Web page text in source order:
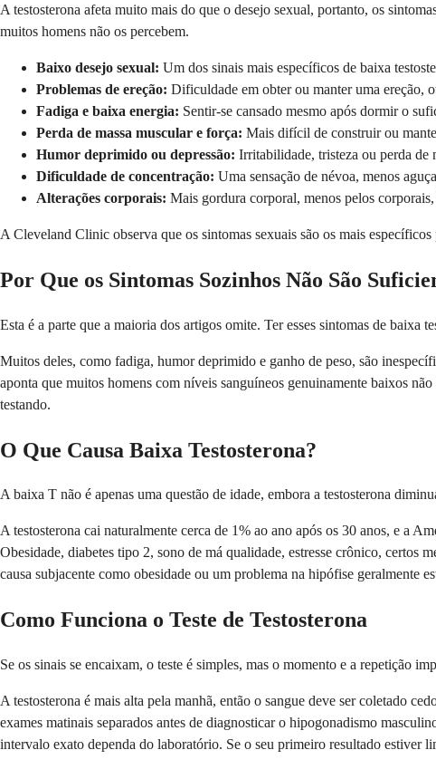
A testosterona afeta muito mais do que o desejo sexual, portanto, os
muitos homens não os percebem.
Baixo desejo sexual: Um dos sinais mais específicos de baixa
Problemas de ereção: Dificuldade em obter ou manter uma ereção,
Fadiga e baixa energia: Sentir-se cansado mesmo após dormir o
Perda de massa muscular e força: Mais difícil de construir ou
Humor deprimido ou depressão: Irritabilidade, tristeza ou perda de
Dificuldade de concentração: Uma sensação de névoa, menos
Alterações corporais: Mais gordura corporal, menos pelos
A Cleveland Clinic observa que os sintomas sexuais são os mais
Por Que os Sintomas Sozinhos Não São
Esta é a parte que a maioria dos artigos omite. Ter esses sintomas de baixa
Muitos deles, como fadiga, humor deprimido e ganho de peso, são
aponta que muitos homens com níveis sanguíneos genuinamente baixos
testando.
O Que Causa Baixa Testosterona?
A baixa T não é apenas uma questão de idade, embora a testosterona
A testosterona cai naturalmente cerca de 1% ao ano após os 30 anos, e a
Obesidade, diabetes tipo 2, sono de má qualidade, estresse crônico, certos
causa subjacente como obesidade ou um problema na hipófise geralmente
Como Funciona o Teste de Testosterona
Se os sinais se encaixam, o teste é simples, mas o momento e a repetição
A testosterona é mais alta pela manhã, então o sangue deve ser coletado
exames matinais separados antes de diagnosticar o hipogonadismo
intervalo exato dependa do laboratório. Se o seu primeiro resultado estiver